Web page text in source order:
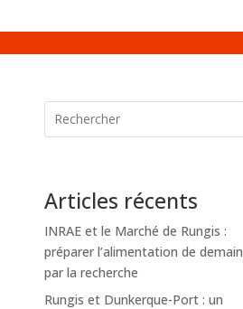
Articles récents
INRAE et le Marché de Rungis :
préparer l’alimentation de demain
par la recherche
Rungis et Dunkerque-Port : un